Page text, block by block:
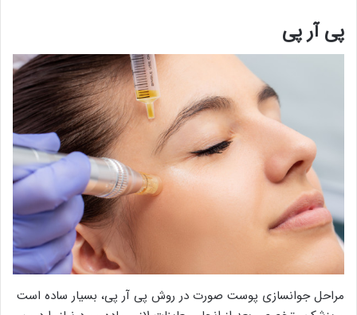
پی آر پی
مراحل جوانسازی پوست صورت در روش پی آر پی، بسیار ساده است